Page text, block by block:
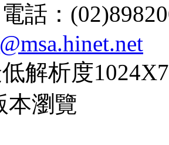
電話：
解析度
本瀏覽